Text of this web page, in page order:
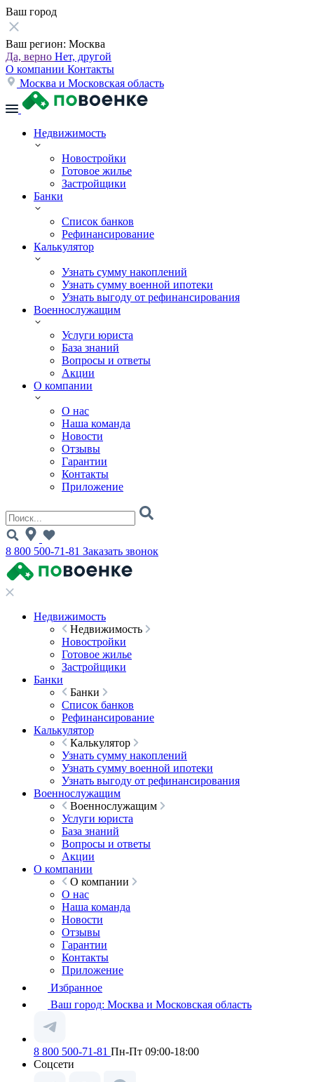
Ваш город
Ваш регион: Москва
Да, верно Нет, другой
О компании Контакты
Москва и Московская область
Недвижимость
Новостройки
Готовое жилье
Застройщики
Банки
Список банков
Рефинансирование
Калькулятор
Узнать сумму накоплений
Узнать сумму военной ипотеки
Узнать выгоду от рефинансирования
Военнослужащим
Услуги юриста
База знаний
Вопросы и ответы
Акции
О компании
О нас
Наша команда
Новости
Отзывы
Гарантии
Контакты
Приложение
8 800 500-71-81 Заказать звонок
Недвижимость
Недвижимость
Новостройки
Готовое жилье
Застройщики
Банки
Банки
Список банков
Рефинансирование
Калькулятор
Калькулятор
Узнать сумму накоплений
Узнать сумму военной ипотеки
Узнать выгоду от рефинансирования
Военнослужащим
Военнослужащим
Услуги юриста
База знаний
Вопросы и ответы
Акции
О компании
О компании
О нас
Наша команда
Новости
Отзывы
Гарантии
Контакты
Приложение
Избранное
Ваш город: Москва и Московская область
8 800 500-71-81 Пн-Пт 09:00-18:00
Соцсети